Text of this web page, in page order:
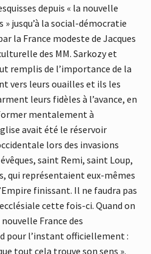
depuis « la nouvelle
jusqu’à la social-démocratie
la France modeste de Jacques
des MM. Sarkozy et
remplis de l’importance de la
vers leurs ouailles et ils les
leurs fidèles à l’avance, en
mentalement à
avait été le réservoir
lors des invasions
saint Remi, saint Loup,
qui représentaient eux-mêmes
finissant. Il ne faudra pas
cette fois-ci. Quand on
France des
pour l’instant officiellement :
tout cela trouve son sens ».